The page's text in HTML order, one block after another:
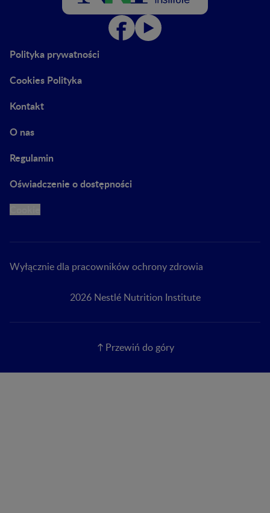
Polityka prywatności
Cookies Polityka
Kontakt
O nas
Regulamin
Oświadczenie o dostępności
Wyłącznie dla pracowników ochrony zdrowia
2026 Nestlé Nutrition Institute
Przewiń do góry